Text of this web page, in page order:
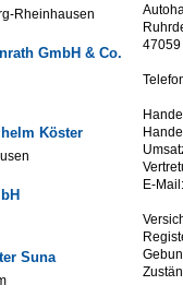
Rheinhausen
GmbH & Co.
Köster
Suna
47059
E-Mail: